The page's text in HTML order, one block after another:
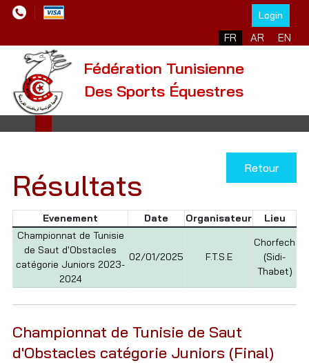
Login
Sélectionnez votre
FR AR EN
Fédération Tunisienne
Des Sports Équestres
Retour
Résultats
Evenement Date Organisateur
Lieu
Championnat de Tunisie
de Saut d'Obstacles
catégorie Juniors 2023-
2024
02/01/2025 F.T.S.E
Chorfech
(Sidi-
Thabet)
Championnat de Tunisie de Saut
d'Obstacles catégorie Juniors (Final)